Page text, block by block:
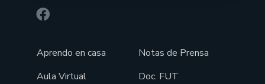
Aprendo en casa
Aula Virtual
Notas de Prensa
Doc. FUT